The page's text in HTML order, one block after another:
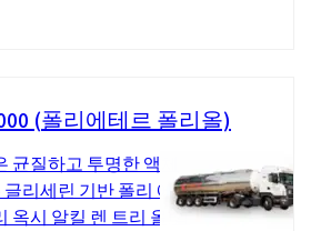
(폴리에테르 폴리올)
균질하고 투명한 액체
리세린 기반 폴리 에
옥시 알킬 렌 트리 올)입